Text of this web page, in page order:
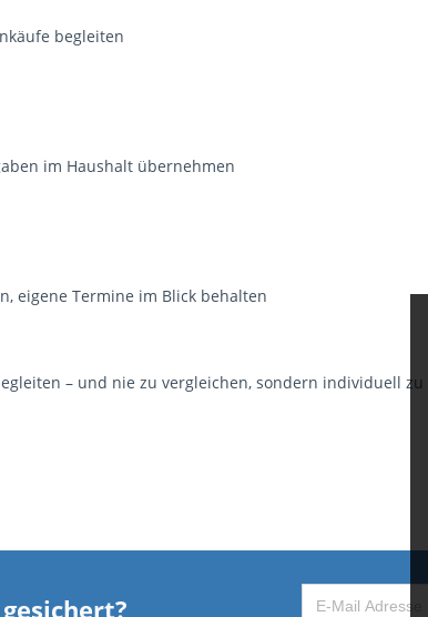
begleiten
im Haushalt übernehmen
eigene Termine im Blick behalten
– und nie zu vergleichen, sondern individuell